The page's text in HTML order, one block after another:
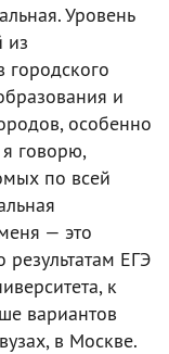
Уровень
из
городского
и
особенно
я говорю,
по всей
— это
ЕГЭ
к
вариантов
в Москве.